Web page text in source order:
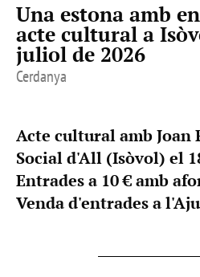
Una estona amb
acte cultural a
juliol de 2026
Cerdanya
Acte cultural amb Joan
Social d'All (Isòvol) el
Entrades a 10 € amb
Venda d'entrades a